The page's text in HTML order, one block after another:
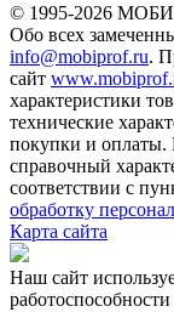
© 1995-2026
Обо всех
info@mobiprof.ru.
сайт
характеристики
технические
покупки и оплаты.
справочный
соответствии с
обработку
Карта сайта
Наш сайт